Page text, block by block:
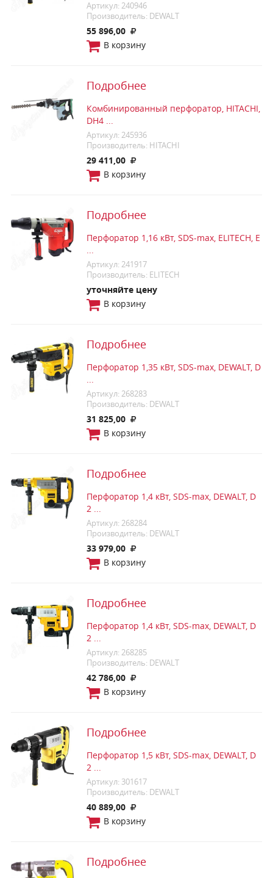
Артикул: 240946
Производитель: DEWALT
55 896,00
В корзину
Подробнее
Комбинированный перфоратор, HITACHI,
DH4 ...
Артикул: 245936
Производитель: HITACHI
29 411,00
В корзину
Подробнее
Перфоратор 1,16 кВт, SDS-max, ELITECH, Е
...
Артикул: 241917
Производитель: ELITECH
уточняйте цену
В корзину
Подробнее
Перфоратор 1,35 кВт, SDS-max, DEWALT, D
...
Артикул: 268283
Производитель: DEWALT
31 825,00
В корзину
Подробнее
Перфоратор 1,4 кВт, SDS-max, DEWALT, D
2 ...
Артикул: 268284
Производитель: DEWALT
33 979,00
В корзину
Подробнее
Перфоратор 1,4 кВт, SDS-max, DEWALT, D
2 ...
Артикул: 268285
Производитель: DEWALT
42 786,00
В корзину
Подробнее
Перфоратор 1,5 кВт, SDS-max, DEWALT, D
2 ...
Артикул: 301617
Производитель: DEWALT
40 889,00
В корзину
Подробнее